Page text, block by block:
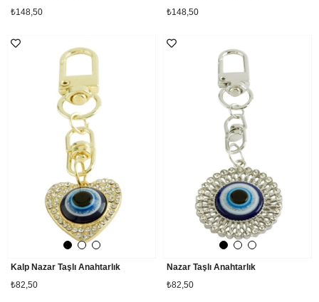
₺148,50
₺148,50
Kalp Nazar Taşlı Anahtarlık
₺82,50
Nazar Taşlı Anahtarlık
₺82,50